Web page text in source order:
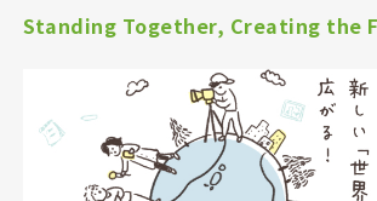
Standing Together, Creating the